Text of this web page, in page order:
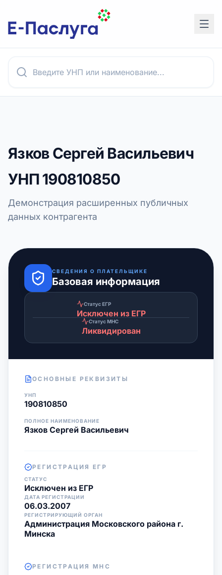
Язков Сергей Васильевич
УНП190810850
Демонстрация расширенных публичных
данных контрагента
СВЕДЕНИЯ О ПЛАТЕЛЬЩИКЕ
Базовая информация
Статус ЕГР
Исключен из ЕГР
Статус МНС
Ликвидирован
ОСНОВНЫЕ РЕКВИЗИТЫ
УНП
190810850
ПОЛНОЕ НАИМЕНОВАНИЕ
Язков Сергей Васильевич
РЕГИСТРАЦИЯ ЕГР
СТАТУС
Исключен из ЕГР
ДАТА РЕГИСТРАЦИИ
06.03.2007
РЕГИСТРИРУЮЩИЙ ОРГАН
Администрация Московского района г.
Минска
РЕГИСТРАЦИЯ МНС